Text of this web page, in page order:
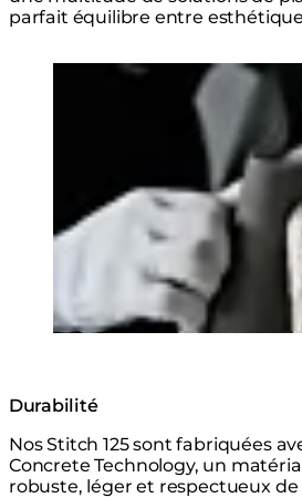
parfait équilibre entre
Loading image...
Durabilité
Nos Stitch 125 sont fabriquées
Concrete Technology, un
robuste, léger et respectueux